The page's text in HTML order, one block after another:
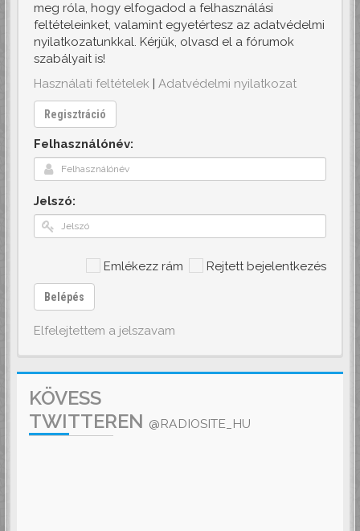
meg róla, hogy elfogadod a felhasználási
feltételeinket, valamint egyetértesz az adatvédelmi
nyilatkozatunkkal. Kérjük, olvasd el a fórumok
szabályait is!
Használati feltételek | Adatvédelmi nyilatkozat
Regisztráció
Felhasználónév:
Jelszó:
Emlékezz rám Rejtett bejelentkezés
Belépés
Elfelejtettem a jelszavam
KÖVESS
TWITTEREN @RADIOSITE_HU